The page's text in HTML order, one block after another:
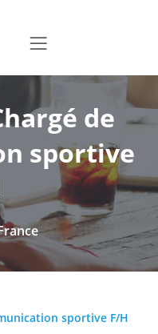
de
sportive
sportive F/H